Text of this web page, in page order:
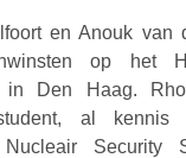
en Anouk van
op het
in Den Haag.
al kennis
Security